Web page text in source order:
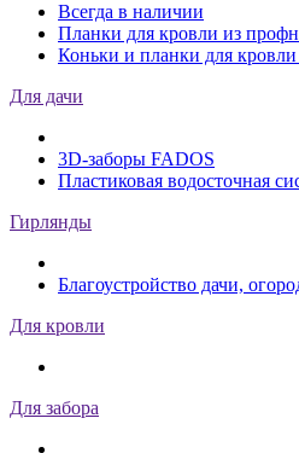
Всегда в наличии
Планки для кровли из
Коньки и планки для
Для дачи
3D-заборы FADOS
Пластиковая водосточная
Гирлянды
Благоустройство дачи,
Для кровли
Для забора